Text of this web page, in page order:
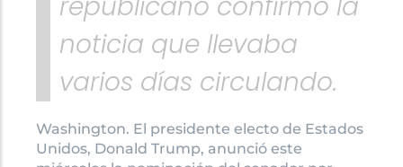
noticia que llevaba
varios días circulando.
Washington. El presidente electo de Estados
Unidos, Donald Trump, anunció este